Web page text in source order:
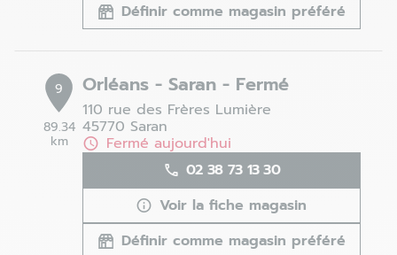
Définir comme magasin préféré
9
89.34
km
Orléans - Saran - Fermé
110 rue des Frères Lumière
45770 Saran
Fermé aujourd'hui
02 38 73 13 30
Voir la fiche magasin
Définir comme magasin préféré